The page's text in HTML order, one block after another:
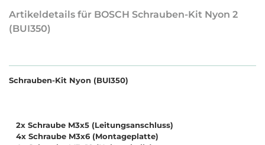
Artikeldetails für BOSCH Schrauben-Kit Nyon 2
(BUI350)
Schrauben-Kit Nyon (BUI350)
2x Schraube M3x5 (Leitungsanschluss)
4x Schraube M3x6 (Montageplatte)